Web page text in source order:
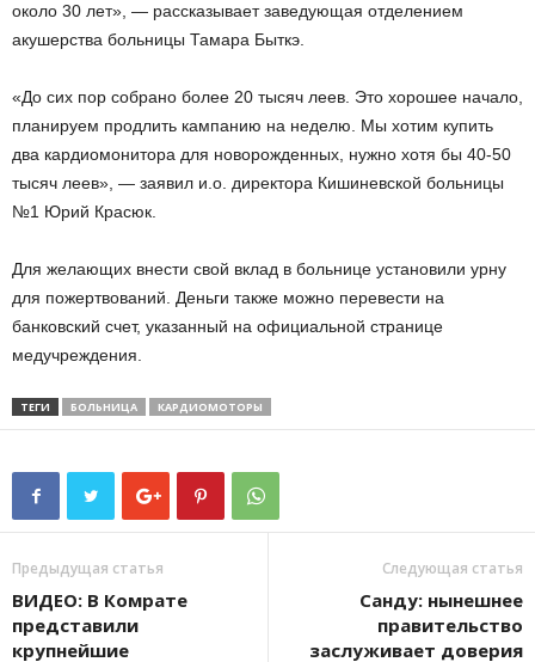
около 30 лет», — рассказывает заведующая отделением
акушерства больницы Тамара Быткэ.
«До сих пор собрано более 20 тысяч леев. Это хорошее начало,
планируем продлить кампанию на неделю. Мы хотим купить
два кардиомонитора для новорожденных, нужно хотя бы 40-50
тысяч леев», — заявил и.о. директора Кишиневской больницы
№1 Юрий Красюк.
Для желающих внести свой вклад в больнице установили урну
для пожертвований. Деньги также можно перевести на
банковский счет, указанный на официальной странице
медучреждения.
ТЕГИ БОЛЬНИЦА КАРДИОМОТОРЫ
Предыдущая статья
ВИДЕО: В Комрате
представили
крупнейшие
Следующая статья
Санду: нынешнее
правительство
заслуживает доверия